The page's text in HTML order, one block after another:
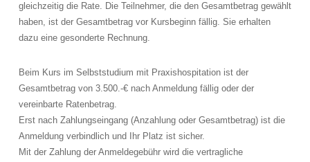
gleichzeitig die Rate. Die Teilnehmer, die den Gesamtbetrag gewählt
haben, ist der Gesamtbetrag vor Kursbeginn fällig. Sie erhalten
dazu eine gesonderte Rechnung.
Beim Kurs im Selbststudium mit Praxishospitation ist der
Gesamtbetrag von 3.500.-€ nach Anmeldung fällig oder der
vereinbarte Ratenbetrag.
Erst nach Zahlungseingang (Anzahlung oder Gesamtbetrag) ist die
Anmeldung verbindlich und Ihr Platz ist sicher.
Mit der Zahlung der Anmeldegebühr wird die vertragliche